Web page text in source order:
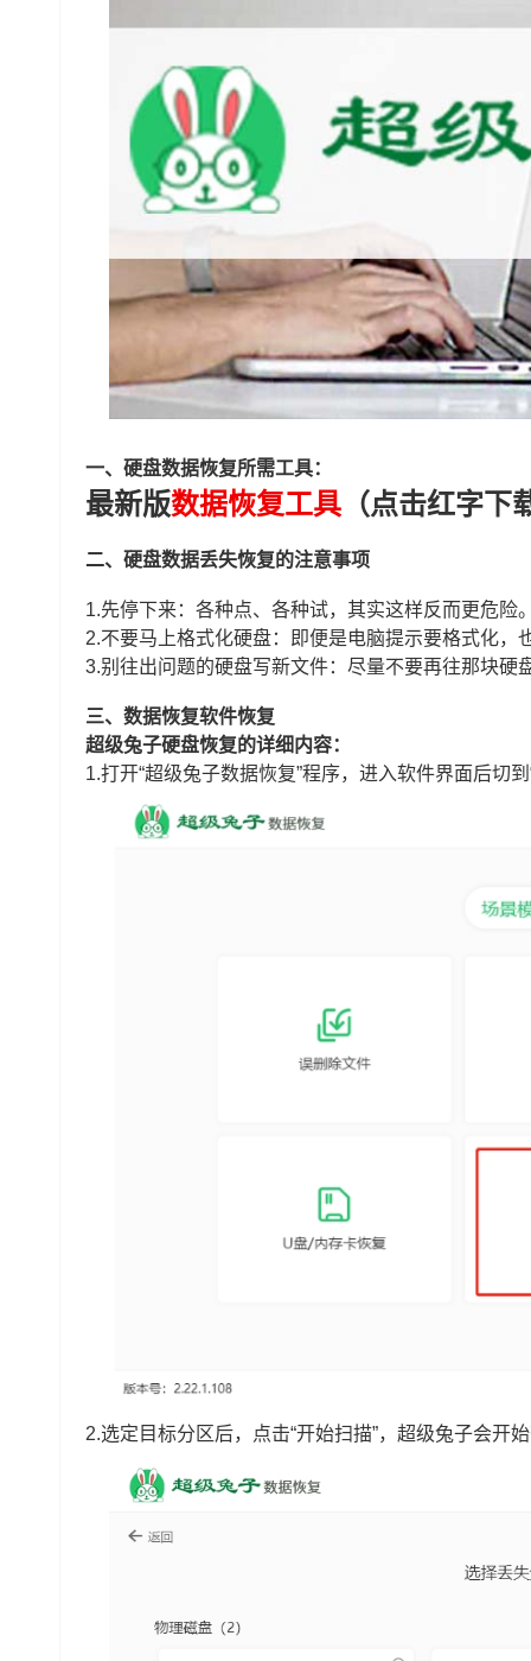
一、硬盘数据恢复所需工具：
最新版数据恢复工具 （点击红字下
二、硬盘数据丢失恢复的注意事项
1.先停下来：各种点、各种试，其实这样反而更危
2.不要马上格式化硬盘：即便是电脑提示要格式化
3.别往出问题的硬盘写新文件：尽量不要再往那块
三、数据恢复软件恢复
超级兔子硬盘恢复的详细内容：
1.打开“超级兔子数据恢复”程序，进入软件界面后切
2.选定目标分区后，点击“开始扫描”，超级兔子会开